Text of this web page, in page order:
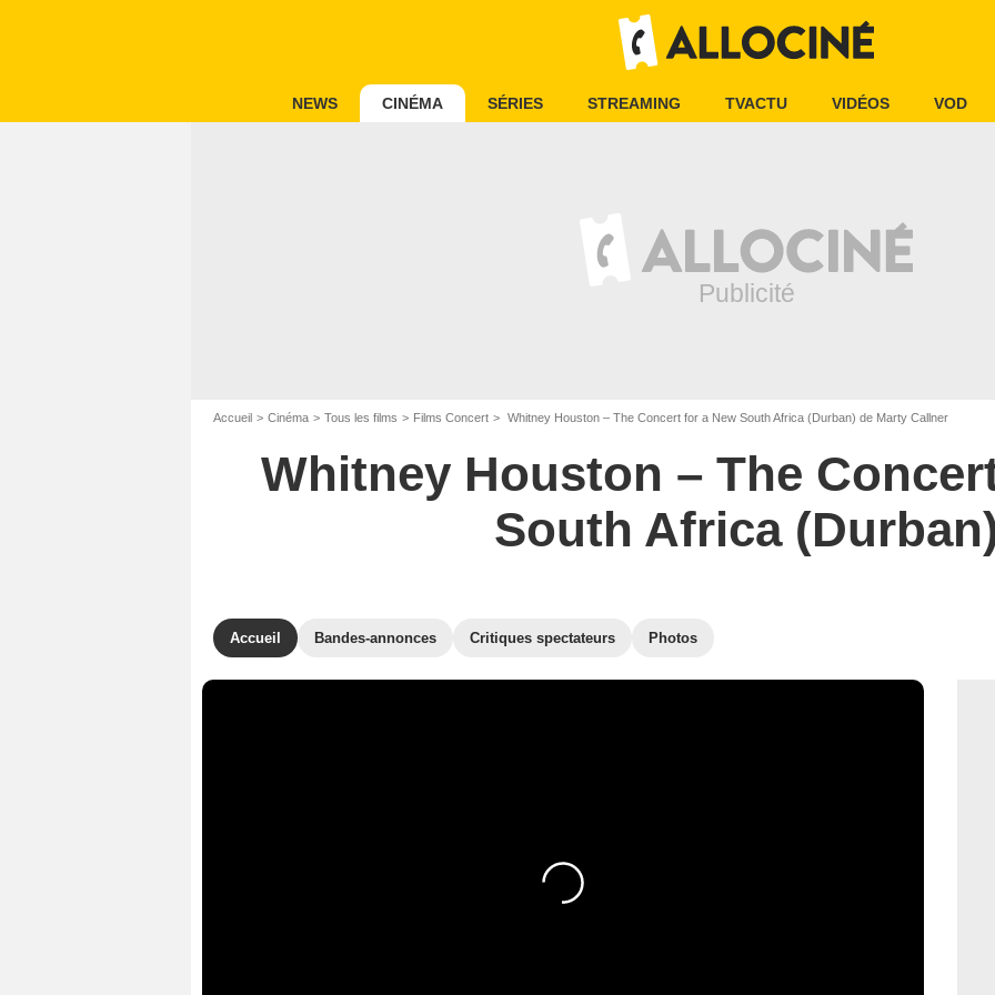
NEWS CINÉMA SÉRIES STREAMING TVACTU VIDÉOS VOD
Accueil Cinéma Tous les films Films Concert Whitney Houston – The Concert for a New South Africa (Durban) de Marty Callner
Whitney Houston – The
South Africa
Accueil Bandes-annonces Critiques spectateurs Photos